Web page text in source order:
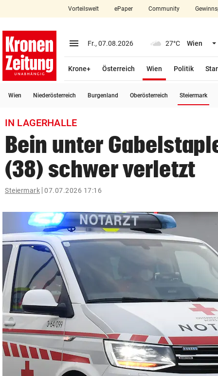
closeSchließen
account_circle Anmelden
arrow_right
Bundesland
bookmark
search
Suchbegriff
eingeben
© Krone Multimedia GmbH & Co KG 2026
Muthgasse 2, 1190 Wien
Vorteilswelt ePaper Community
menu Menü aufklappen
Fr., 07.08.2026 27°C Wien
Krone+ Österreich Wien
Politik
Wien Niederösterreich Burgenland Oberösterreich Steiermark
IN LAGERHALLE
Bein unter
(38) schwer verletzt
Steiermark 07.07.2026 17:16